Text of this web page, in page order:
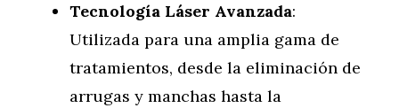
Tecnología Láser Avanzada:
Utilizada para una amplia gama de
tratamientos, desde la eliminación de
arrugas y manchas hasta la